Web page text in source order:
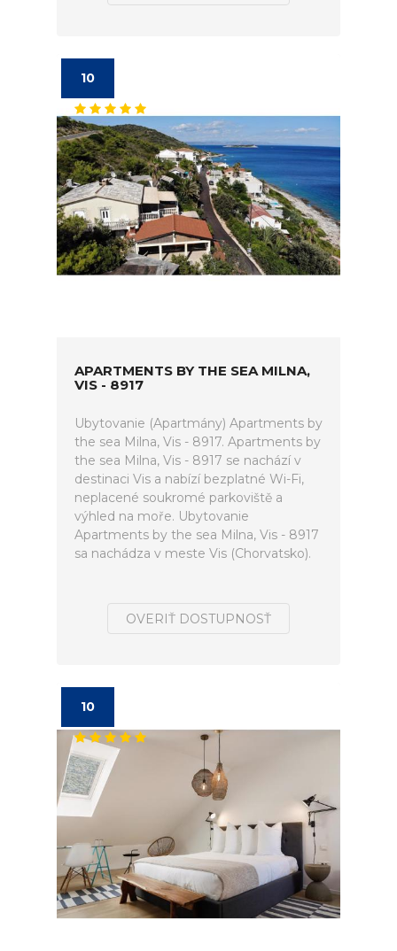
10
APARTMENTS BY THE SEA MILNA,
VIS - 8917
Ubytovanie (Apartmány) Apartments by
the sea Milna, Vis - 8917. Apartments by
the sea Milna, Vis - 8917 se nachází v
destinaci Vis a nabízí bezplatné Wi-Fi,
neplacené soukromé parkoviště a
výhled na moře. Ubytovanie
Apartments by the sea Milna, Vis - 8917
sa nachádza v meste Vis (Chorvatsko).
OVERIŤ DOSTUPNOSŤ
10